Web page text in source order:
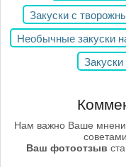
Закуски с
Необычные закуски
Нам важно Ваше
Ваш фотоотзыв